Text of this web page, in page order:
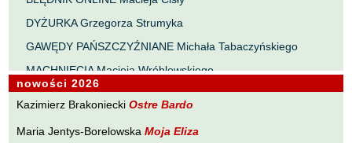
Biernacka Alina
Bieszczad Maciej
Bigoszewska Maria
Bitner Dariusz
Błahy Jarosław
DYŻURKA Grzegorza Strumyka
GAWĘDY PAŃSZCZYŹNIANE Michała Tabaczyńskiego
MACHNIĘCIA Macieja Wróblewskiego
MAŁOMIASTECZKOWE ZRYWY Zbigniewa Wojciechowicza
nowości 2026
Kazimierz BrakonieckiOstre Bardo
Maria Jentys-BorelowskaMoja Eliza